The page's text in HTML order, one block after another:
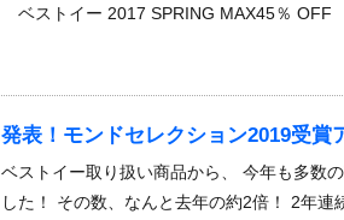
ベストイー 2017 SPRING MAX45％
発表！モンドセレクション2019受賞
ベストイー取り扱い商品から、 今年も多数
した！ その数、なんと去年の約2倍！ 2年